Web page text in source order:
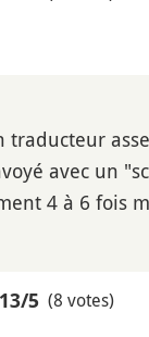
avec un
4 à 6 fois
/5 (8 votes)